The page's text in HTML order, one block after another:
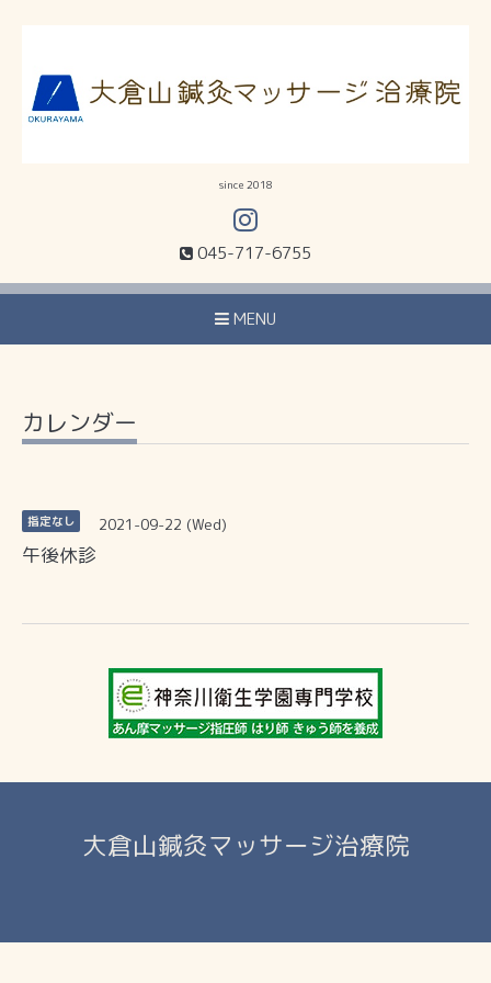
since 2018
045-717-6755
MENU
カレンダー
指定なし 2021-09-22 (Wed)
午後休診
大倉山鍼灸マッサージ治療院